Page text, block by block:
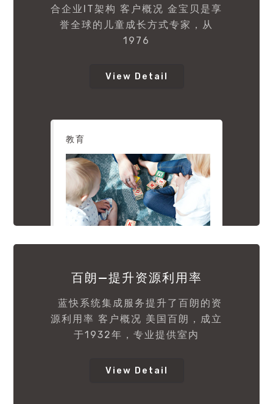
教育
合企业IT架构 客户概况 金宝贝是享
誉全球的儿童成长方式专家，从
1976
View Detail
百朗—提升资源利用率
蓝快系统集成服务提升了百朗的资
源利用率 客户概况 美国百朗，成立
于1932年，专业提供室内
View Detail